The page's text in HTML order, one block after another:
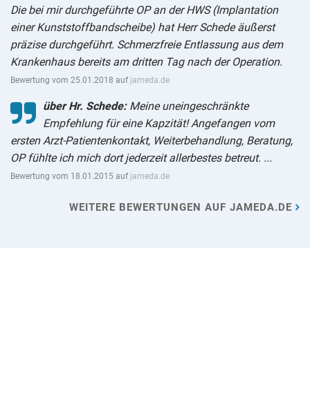
Die bei mir durchgeführte OP an der HWS (Implantation
einer Kunststoffbandscheibe) hat Herr Schede äußerst
präzise durchgeführt. Schmerzfreie Entlassung aus dem
Krankenhaus bereits am dritten Tag nach der Operation.
Bewertung vom 25.01.2018 auf jameda.de
über Hr. Schede: Meine uneingeschränkte
Empfehlung für eine Kapzität! Angefangen vom
ersten Arzt-Patientenkontakt, Weiterbehandlung, Beratung,
OP fühlte ich mich dort jederzeit allerbestes betreut. ...
Bewertung vom 18.01.2015 auf jameda.de
WEITERE BEWERTUNGEN AUF JAMEDA.DE